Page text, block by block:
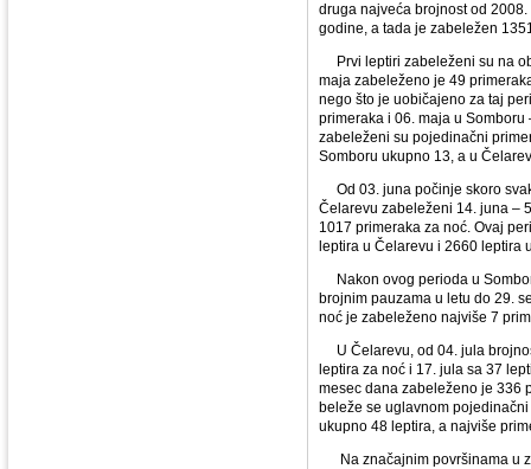
druga najveća brojnost od
godine, a tada je zabeležen
Prvi leptiri zabeleženi su na
maja zabeleženo je 49
nego što je uobičajeno za taj
primeraka i 06. maja u
zabeleženi su pojedinačni
Somboru ukupno 13, a u
Od 03. juna počinje skoro
Čelarevu zabeleženi 14. juna –
1017 primeraka za noć. Ovaj
leptira u Čelarevu i 2660 leptira
Nakon ovog perioda u
brojnim pauzama u letu do 29.
noć je zabeleženo najviše 7
U Čelarevu, od 04. jula
leptira za noć i 17. jula sa 37
mesec dana zabeleženo je 336
beleže se uglavnom
ukupno 48 leptira, a najviše
Na značajnim površinama u